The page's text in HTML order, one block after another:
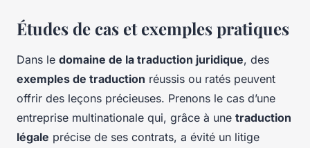
Études de cas et exemples pratiques
Dans le domaine de la traduction juridique, des
exemples de traduction réussis ou ratés peuvent
offrir des leçons précieuses. Prenons le cas d’une
entreprise multinationale qui, grâce à une traduction
légale précise de ses contrats, a évité un litige